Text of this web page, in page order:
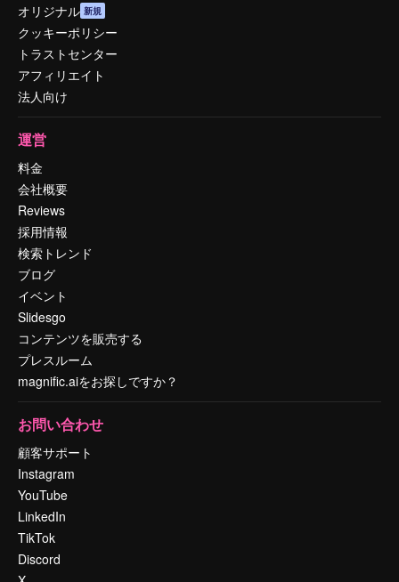
オリジナル 新規
クッキーポリシー
トラストセンター
アフィリエイト
法人向け
運営
料金
会社概要
Reviews
採用情報
検索トレンド
ブログ
イベント
Slidesgo
コンテンツを販売する
プレスルーム
magnific.aiをお探しですか？
お問い合わせ
顧客サポート
Instagram
YouTube
LinkedIn
TikTok
Discord